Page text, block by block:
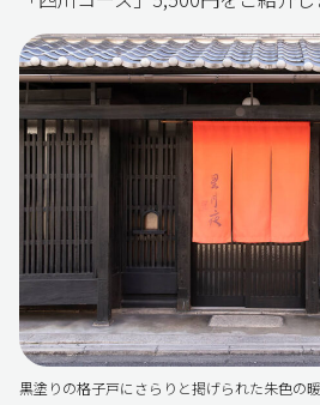
黒塗りの格子戸にさらりと掲げられた朱色の